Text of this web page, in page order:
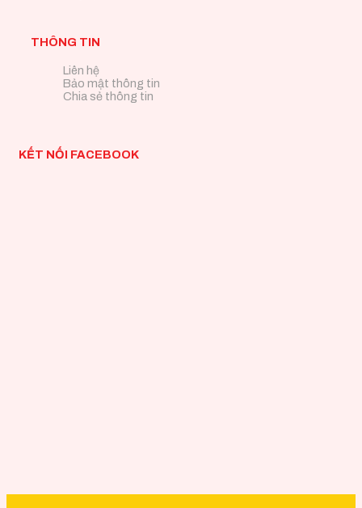
THÔNG TIN
Liên hệ
Bảo mật thông tin
Chia sẻ thông tin
KẾT NỐI FACEBOOK